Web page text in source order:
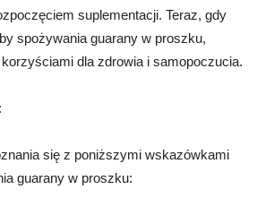
suplementacji. Teraz, gdy
spożywania guarany w proszku,
dla zdrowia i samopoczucia.
się z poniższymi wskazówkami
guarany w proszku: